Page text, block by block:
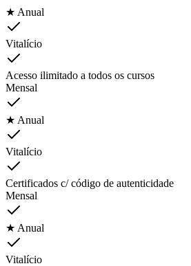
★ Anual
Vitalício
Acesso ilimitado a todos os cursos
Mensal
★ Anual
Vitalício
Certificados c/ código de autenticidade
Mensal
★ Anual
Vitalício